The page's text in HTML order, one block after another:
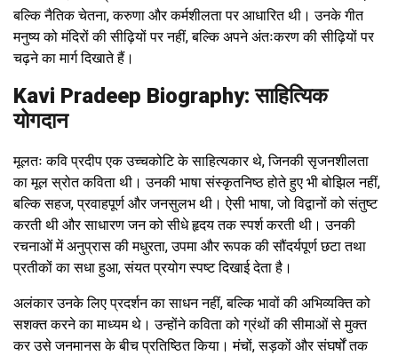
बल्कि नैतिक चेतना, करुणा और कर्मशीलता पर आधारित थी। उनके गीत
मनुष्य को मंदिरों की सीढ़ियों पर नहीं, बल्कि अपने अंतःकरण की सीढ़ियों पर
चढ़ने का मार्ग दिखाते हैं।
Kavi Pradeep Biography: साहित्यिक
योगदान
मूलतः कवि प्रदीप एक उच्चकोटि के साहित्यकार थे, जिनकी सृजनशीलता
का मूल स्रोत कविता थी। उनकी भाषा संस्कृतनिष्ठ होते हुए भी बोझिल नहीं,
बल्कि सहज, प्रवाहपूर्ण और जनसुलभ थी। ऐसी भाषा, जो विद्वानों को संतुष्ट
करती थी और साधारण जन को सीधे हृदय तक स्पर्श करती थी। उनकी
रचनाओं में अनुप्रास की मधुरता, उपमा और रूपक की सौंदर्यपूर्ण छटा तथा
प्रतीकों का सधा हुआ, संयत प्रयोग स्पष्ट दिखाई देता है।
अलंकार उनके लिए प्रदर्शन का साधन नहीं, बल्कि भावों की अभिव्यक्ति को
सशक्त करने का माध्यम थे। उन्होंने कविता को ग्रंथों की सीमाओं से मुक्त
कर उसे जनमानस के बीच प्रतिष्ठित किया। मंचों, सड़कों और संघर्षों तक